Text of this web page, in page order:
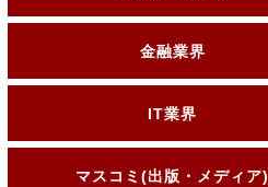
金融業界
IT業界
マスコミ(出版・メディア)